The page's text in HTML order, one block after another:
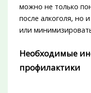
можно не только
после алкоголя, но
или
Необходимые
профилактики